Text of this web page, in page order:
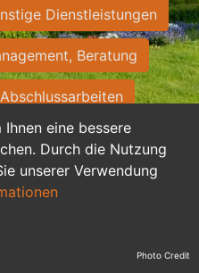
eine bessere
Durch die Nutzung
unserer Verwendung
Dienstleistungen
Beratung
Sekretariat
Ausbildung Photo Credit